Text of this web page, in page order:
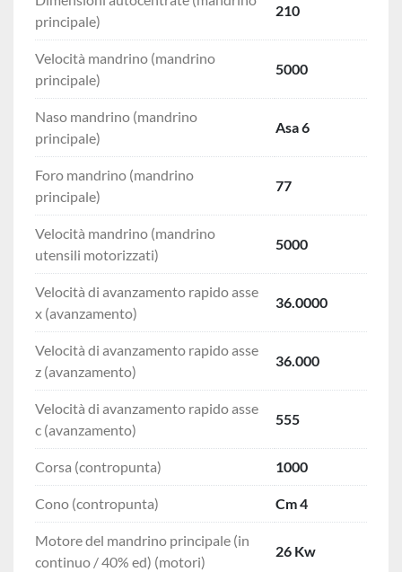
principale)
210
Velocità mandrino (mandrino
principale)
5000
Naso mandrino (mandrino
principale)
Asa 6
Foro mandrino (mandrino
principale)
77
Velocità mandrino (mandrino
utensili motorizzati)
5000
Velocità di avanzamento rapido asse
x (avanzamento)
36.0000
Velocità di avanzamento rapido asse
z (avanzamento)
36.000
Velocità di avanzamento rapido asse
c (avanzamento)
555
Corsa (contropunta) 1000
Cono (contropunta) Cm 4
Motore del mandrino principale (in
continuo / 40% ed) (motori)
26 Kw